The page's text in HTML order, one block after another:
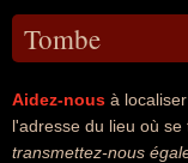
Tombe
Aidez-nous à
l'adresse du lieu où
transmettez-nous